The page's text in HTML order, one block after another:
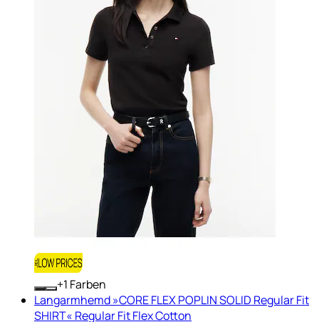
+ Farben
Langarmhemd »CORE FLEX POPLIN SOLID Regular Fit
SHIRT« Regular Fit Flex Cotton